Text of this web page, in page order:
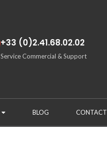
+33 (0)2.41.68.02.02
Service Commercial & Support
BLOG CONTACT